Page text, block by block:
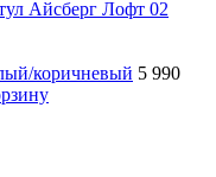
коричневый 5 990